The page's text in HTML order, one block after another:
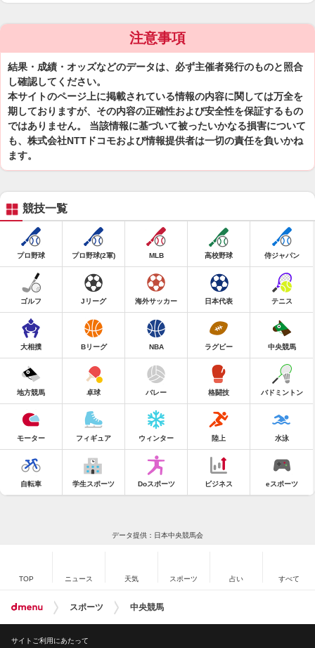
注意事項
結果・成績・オッズなどのデータは、必ず主催者発行のものと照合
し確認してください。
本サイトのページ上に掲載されている情報の内容に関しては万全を
期しておりますが、その内容の正確性および安全性を保証するもの
ではありません。 当該情報に基づいて被ったいかなる損害について
も、株式会社NTTドコモおよび情報提供者は一切の責任を負いかね
ます。
競技一覧
プロ野球 プロ野球(2軍) MLB 高校野球 侍ジャパン
ゴルフ Jリーグ 海外サッカー 日本代表 テニス
大相撲 Bリーグ NBA ラグビー 中央競馬
地方競馬 卓球 バレー 格闘技 バドミントン
モーター フィギュア ウィンター 陸上 水泳
自転車 学生スポーツ Doスポーツ ビジネス eスポーツ
データ提供：日本中央競馬会
TOP ニュース 天気 スポーツ 占い すべて
スポーツ 中央競馬
サイトご利用にあたって